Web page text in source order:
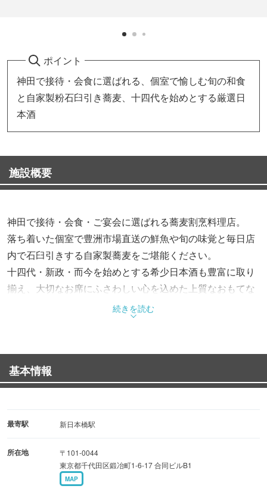
ポイント
神田で接待・会食に選ばれる、個室で愉しむ旬の和食
と自家製粉石臼引き蕎麦、十四代を始めとする厳選日
本酒
施設概要
神田で接待・会食・ご宴会に選ばれる蕎麦割烹料理店。
落ち着いた個室で豊洲市場直送の鮮魚や旬の味覚と毎日店
内で石臼引きする自家製蕎麦をご堪能ください。
十四代・新政・而今を始めとする希少日本酒も豊富に取り
揃え、大切なお席にふさわしい心を込めた上質なおもてな
しで皆様をお迎えいたします。
続きを読む
基本情報
最寄駅 新日本橋駅
所在地
〒101-0044
東京都千代田区鍛冶町1-6-17 合同ビルB1
MAP